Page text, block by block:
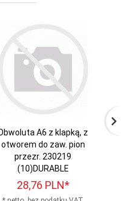
A6 z klapką, z
otworem do zaw. pion
przezr. 230219
(10)DURABLE
28,76 PLN*